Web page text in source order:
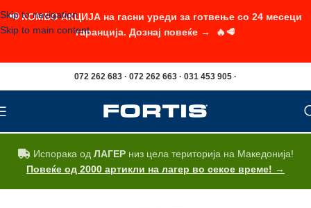
Skip to navigation
Skip to main content
072 262 683 · 072 262 663 · 031 453 905 ·
Испорака од ЛАГЕРниз цела територија на Македонија!
Повеќе од 2000 артикли на лагер во секое време! →
📢 КОМБО АКЦИЈА на гасни уреди за готвење со 24 месеци
гаранција. Дознај повеќе → 🔥🥩